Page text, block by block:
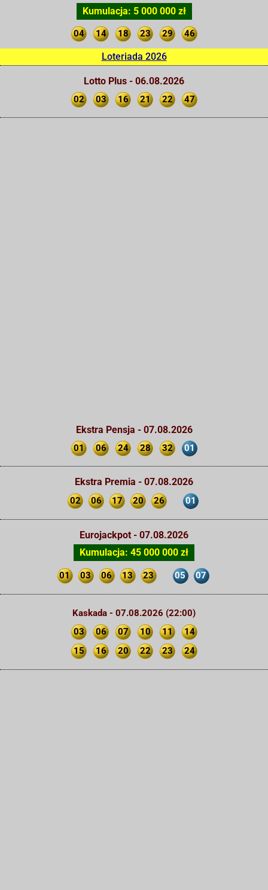
Kumulacja: 5 000 000 zł
04 14 18 23 29 46
Loteriada 2026
Lotto Plus - 06.08.2026
02 03 16 21 22 47
Ekstra Pensja - 07.08.2026
01 06 24 28 32 01
Ekstra Premia - 07.08.2026
02 06 17 20 26 01
Eurojackpot - 07.08.2026
Kumulacja: 45 000 000 zł
01 03 06 13 23 05 07
Kaskada - 07.08.2026 (22:00)
03
06 07 10 11
14
15
16 20 22 23 24